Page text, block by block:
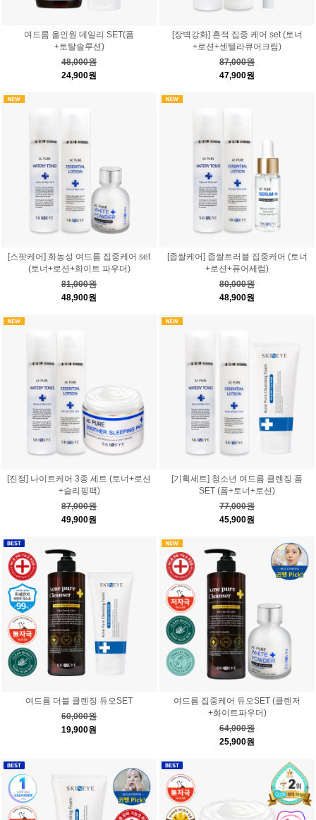
여드름 올인원 데일리 SET(폼
+토탈솔루션)
48,000원
24,900원
[장벽강화] 흔적 집중 케어 set (토너
+로션+센텔라큐어크림)
87,000원
47,900원
[스팟케어] 화농성 여드름 집중케어 set
(토너+로션+화이트 파우더)
81,000원
48,900원
[좁쌀케어] 좁쌀트러블 집중케어 (토너
+로션+퓨어세럼)
80,000원
48,900원
[진정] 나이트케어 3종 세트 (토너+로션
+슬리핑팩)
87,000원
49,900원
[기획세트] 청소년 여드름 클렌징 폼
SET (폼+토너+로션)
77,000원
45,900원
여드름 더블 클렌징 듀오SET
60,000원
19,900원
여드름 집중케어 듀오SET (클렌저
+화이트파우더)
64,000원
25,900원